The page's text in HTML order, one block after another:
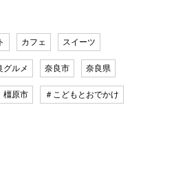
カフェ スイーツ
グルメ 奈良市 奈良県
橿原市 ＃こどもとおでかけ